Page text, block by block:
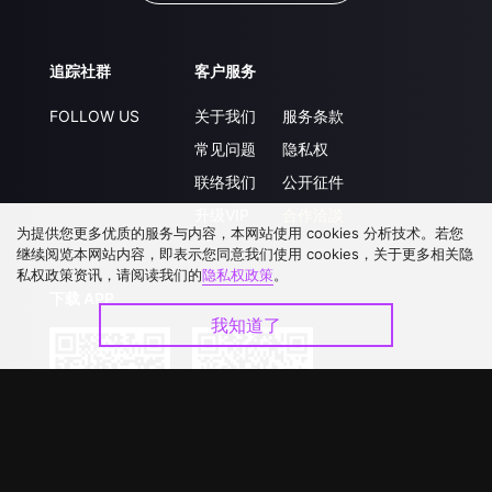
追踪社群
FOLLOW US
客户服务
关于我们
常见问题
联络我们
服务条款
隐私权
公开征件
为提供您更多优质的服务与内容，本网站使用 cookies 分析技术。若您
继续阅览本网站内容，即表示您同意我们使用 cookies，关于更多相关隐
私权政策资讯，请阅读我们的隐私权政策。
我知道了